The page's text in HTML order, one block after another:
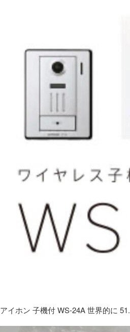
アイホン 子機付 WS-24A 世界的に